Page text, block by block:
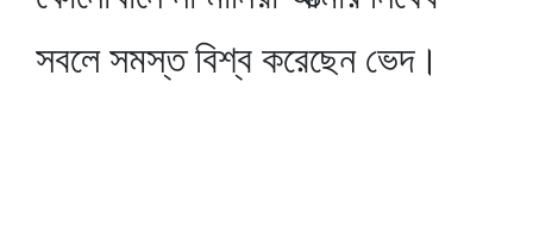
সবলে সমস্ত বিশ্ব করেছেন ভেদ।